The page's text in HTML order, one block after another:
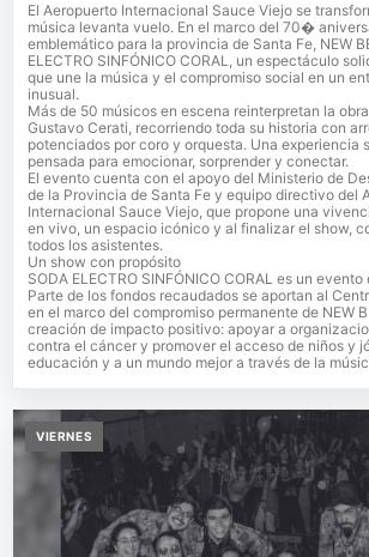
El Aeropuerto Internacional Sauce Viejo se
música levanta vuelo. En el marco del 70�
emblemático para la provincia de Santa Fe, NEW
ELECTRO SINFÓNICO CORAL, un espectáculo
que une la música y el compromiso social en un
inusual.
Más de 50 músicos en escena reinterpretan la
Gustavo Cerati, recorriendo toda su historia con
potenciados por coro y orquesta. Una experiencia
pensada para emocionar, sorprender y conectar.
El evento cuenta con el apoyo del Ministerio de
de la Provincia de Santa Fe y equipo directivo del
Internacional Sauce Viejo, que propone una
en vivo, un espacio icónico y al finalizar el show,
todos los asistentes.
Un show con propósito
SODA ELECTRO SINFÓNICO CORAL es un
Parte de los fondos recaudados se aportan al
en el marco del compromiso permanente de NEW
creación de impacto positivo: apoyar a
contra el cáncer y promover el acceso de niños y
educación y a un mundo mejor a través de la
VIERNES